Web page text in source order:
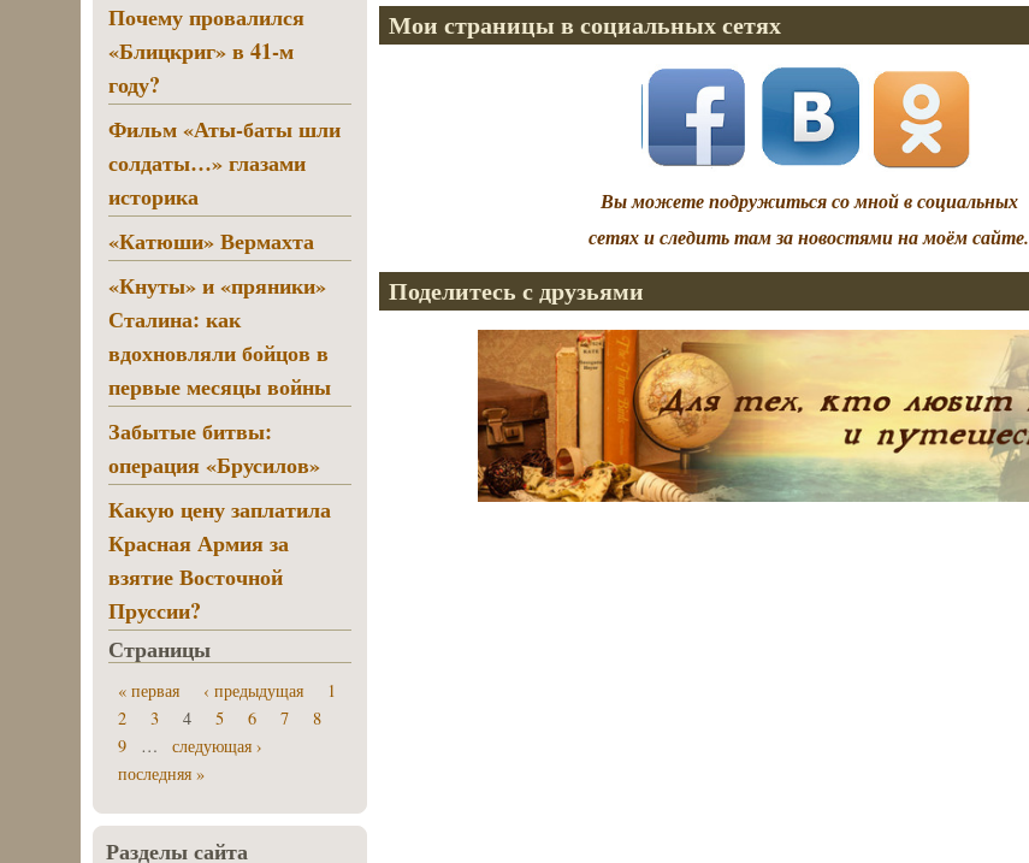
Мои страницы в социальных сетях
Вы можете подружиться со мной в социальных
сетях и следить там за новостями на моём сайте.
Поделитесь с друзьями
Почему провалился
«Блицкриг» в 41-м
году?
Фильм «Аты-баты шли
солдаты…» глазами
историка
«Катюши» Вермахта
«Кнуты» и «пряники»
Сталина: как
вдохновляли бойцов в
первые месяцы войны
Забытые битвы:
операция «Брусилов»
Какую цену заплатила
Красная Армия за
взятие Восточной
Пруссии?
Страницы
« первая ‹ предыдущая
1
2
3 4 5 6 7
8
9
…
следующая ›
последняя »
Разделы сайта